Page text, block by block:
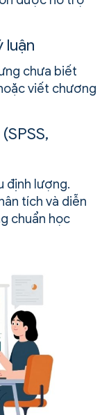
luận
chưa biết
viết chương
định lượng.
tích và diễn
chuẩn học